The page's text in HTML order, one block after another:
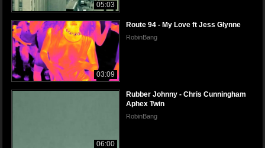
05:03
03:09
Route 94 - My Love ft Jess Glynne
RobinBang
06:00
Rubber Johnny - Chris Cunningham
Aphex Twin
RobinBang